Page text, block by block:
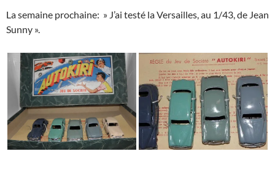
La semaine prochaine: » J’ai testé la Versailles, au 1/43, de Jean
Sunny ».